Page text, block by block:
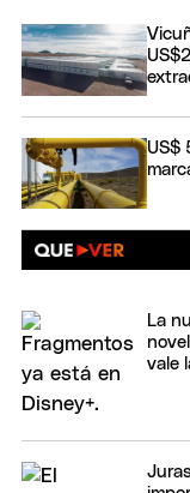
US$
La
vale